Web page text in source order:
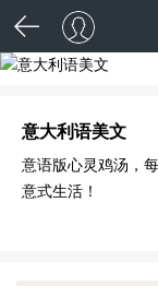
意大利语美文
意语版心灵鸡汤，
意式生活！